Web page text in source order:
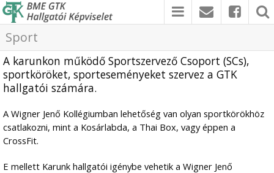
Sport
A karunkon működő Sportszervező Csoport (SCs),
sportköröket, sporteseményeket szervez a GTK
hallgatói számára.
A Wigner Jenő Kollégiumban lehetőség van olyan sportkörökhöz
csatlakozni, mint a Kosárlabda, a Thai Box, vagy éppen a
CrossFit.
E mellett Karunk hallgatói igénybe vehetik a Wigner Jenő